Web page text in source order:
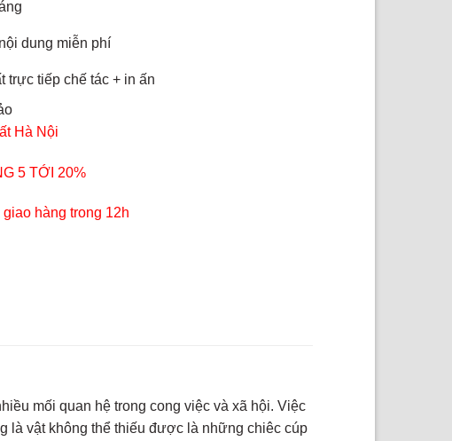
dung miễn phí
trực tiếp chế tác + in ấn
Hà Nội
5 TỚI 20%
hàng trong 12h
mối quan hệ trong cong việc và xã hội. Việc
vật không thể thiếu được là những chiêc cúp